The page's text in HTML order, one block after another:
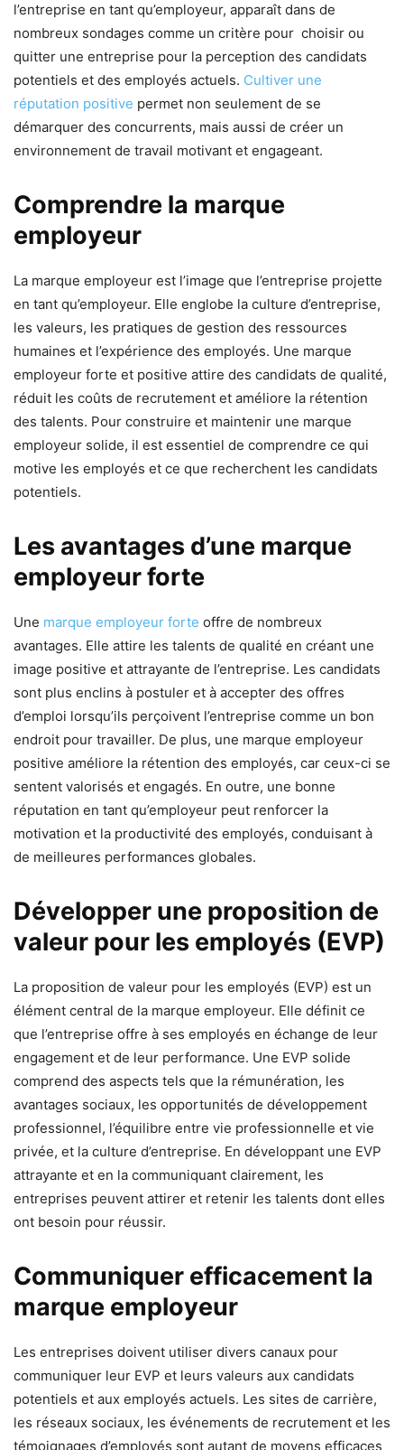
l’entreprise en tant qu’employeur, apparaît dans de
nombreux sondages comme un critère pour choisir ou
quitter une entreprise pour la perception des candidats
potentiels et des employés actuels. Cultiver une
réputation positive permet non seulement de se
démarquer des concurrents, mais aussi de créer un
environnement de travail motivant et engageant.
Comprendre la marque
employeur
La marque employeur est l’image que l’entreprise projette
en tant qu’employeur. Elle englobe la culture d’entreprise,
les valeurs, les pratiques de gestion des ressources
humaines et l’expérience des employés. Une marque
employeur forte et positive attire des candidats de qualité,
réduit les coûts de recrutement et améliore la rétention
des talents. Pour construire et maintenir une marque
employeur solide, il est essentiel de comprendre ce qui
motive les employés et ce que recherchent les candidats
potentiels.
Les avantages d’une marque
employeur forte
Une marque employeur forte offre de nombreux
avantages. Elle attire les talents de qualité en créant une
image positive et attrayante de l’entreprise. Les candidats
sont plus enclins à postuler et à accepter des offres
d’emploi lorsqu’ils perçoivent l’entreprise comme un bon
endroit pour travailler. De plus, une marque employeur
positive améliore la rétention des employés, car ceux-ci se
sentent valorisés et engagés. En outre, une bonne
réputation en tant qu’employeur peut renforcer la
motivation et la productivité des employés, conduisant à
de meilleures performances globales.
Développer une proposition de
valeur pour les employés (EVP)
La proposition de valeur pour les employés (EVP) est un
élément central de la marque employeur. Elle définit ce
que l’entreprise offre à ses employés en échange de leur
engagement et de leur performance. Une EVP solide
comprend des aspects tels que la rémunération, les
avantages sociaux, les opportunités de développement
professionnel, l’équilibre entre vie professionnelle et vie
privée, et la culture d’entreprise. En développant une EVP
attrayante et en la communiquant clairement, les
entreprises peuvent attirer et retenir les talents dont elles
ont besoin pour réussir.
Communiquer efficacement la
marque employeur
Les entreprises doivent utiliser divers canaux pour
communiquer leur EVP et leurs valeurs aux candidats
potentiels et aux employés actuels. Les sites de carrière,
les réseaux sociaux, les événements de recrutement et les
témoignages d’employés sont autant de moyens efficaces